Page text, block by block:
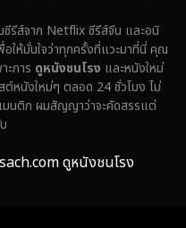
(336)
(14)
รีส์จาก Netflix ซีรีส์จีน และอนิ
อให้มั่นใจว่าทุกครั้งที่แวะมาที่นี่ คุณ
ะการ ดูหนังชนโรง และหนังใหม่
หนังใหม่ๆ ตลอด 24 ชั่วโมง ไม่
มนติก ผมสัญญาว่าจะคัดสรรแต่
ดูหนังชนโรง